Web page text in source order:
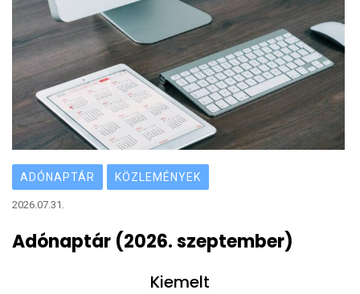
ADÓNAPTÁR KÖZLEMÉNYEK
2026.07.31.
Adónaptár (2026. szeptember)
Kiemelt